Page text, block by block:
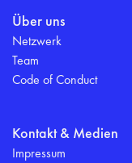
Über uns
Netzwerk
Team
Code of Conduct
Kontakt & Medien
Impressum